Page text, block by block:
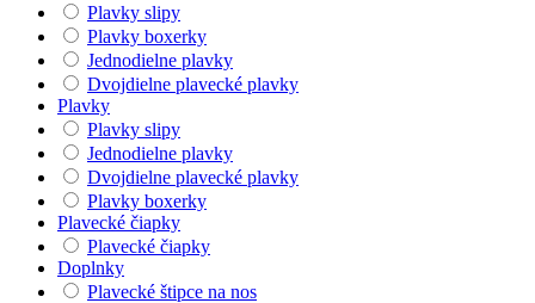
Plavky slipy
Plavky boxerky
Jednodielne plavky
Dvojdielne plavecké plavky
Plavky
Plavky slipy
Jednodielne plavky
Dvojdielne plavecké plavky
Plavky boxerky
Plavecké čiapky
Plavecké čiapky
Doplnky
Plavecké štipce na nos